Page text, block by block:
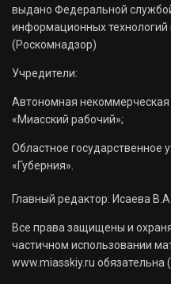
выдано Федеральной
информационных
(Роскомнадзор)
Учредители:
Автономная
«Миасский рабочий»;
Областное государственное
«Губерния».
Главный редактор: Исаева В.А.
Все права защищены и
частичном использовании
www.miasskiy.ru обязательна